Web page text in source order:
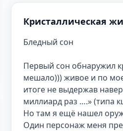
Кристаллическая
Бледный сон
Первый сон обнаружил
мешало))) живое и по
итоге не выдержав
миллиард раз ….» (типа
Но там я ещё нашел
Один персонаж меня